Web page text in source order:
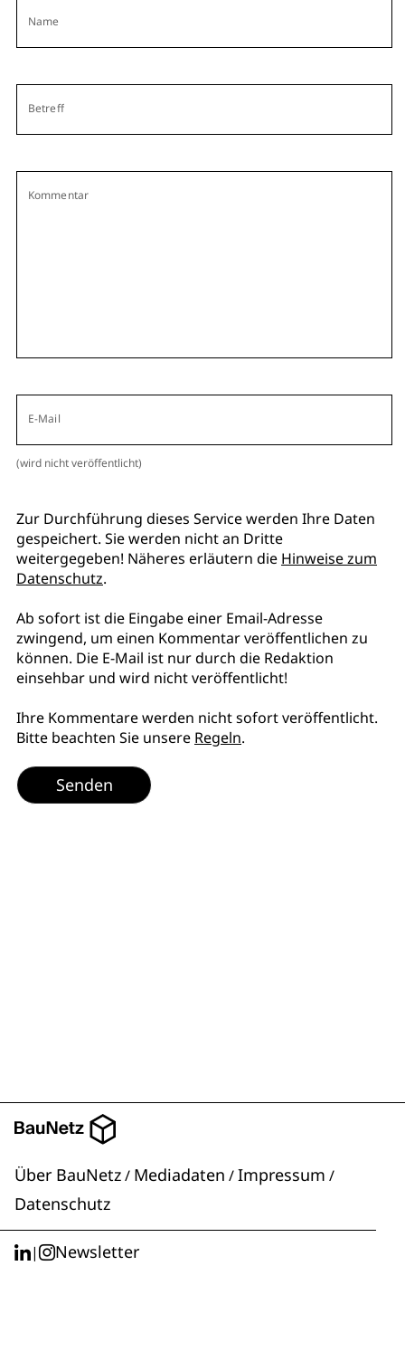
Name
Betreff
Kommentar
E-Mail
(wird nicht veröffentlicht)
Zur Durchführung dieses Service werden Ihre Daten
gespeichert. Sie werden nicht an Dritte
weitergegeben! Näheres erläutern die Hinweise zum
Datenschutz.
Ab sofort ist die Eingabe einer Email-Adresse
zwingend, um einen Kommentar veröffentlichen zu
können. Die E-Mail ist nur durch die Redaktion
einsehbar und wird nicht veröffentlicht!
Ihre Kommentare werden nicht sofort veröffentlicht.
Bitte beachten Sie unsere Regeln.
Senden
Über BauNetz/ Mediadaten /Impressum /
Datenschutz
| Newsletter